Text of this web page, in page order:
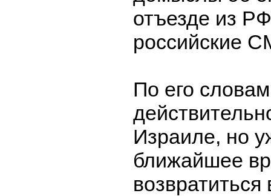
отъезде из
российские
По его
Израиле, но
ближайшее